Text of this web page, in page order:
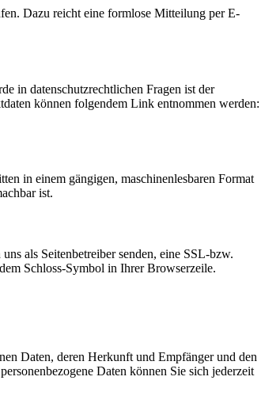
Dazu reicht eine formlose Mitteilung per E-
in datenschutzrechtlichen Fragen ist der
können folgendem Link entnommen werden:
in einem gängigen, maschinenlesbaren Format
ist.
als Seitenbetreiber senden, eine SSL-bzw.
Schloss-Symbol in Ihrer Browserzeile.
Daten, deren Herkunft und Empfänger und den
Daten können Sie sich jederzeit